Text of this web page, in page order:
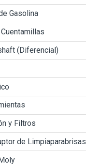
Gasolina
(Diferencial)
y Filtros
de Limpiaparabrisas